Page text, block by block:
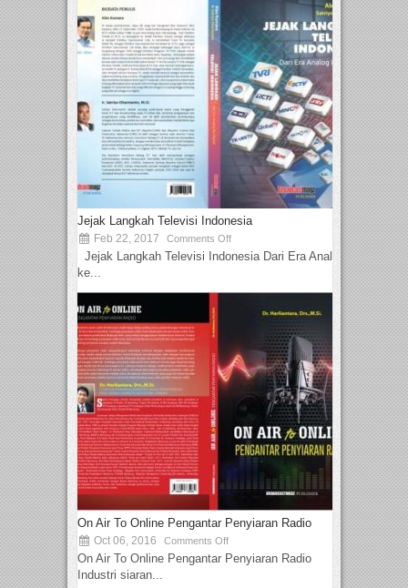
Jejak Langkah Televisi Indonesia
Feb 22, 2017 Comments Off
Jejak Langkah Televisi Indonesia Dari Era Analog
ke...
On Air To Online Pengantar Penyiaran Radio
Oct 06, 2016 Comments Off
On Air To Online Pengantar Penyiaran Radio
Industri siaran...